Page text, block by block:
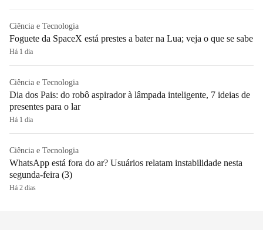
Ciência e Tecnologia
Foguete da SpaceX está prestes a bater na Lua; veja o que se sabe
Há 1 dia
Ciência e Tecnologia
Dia dos Pais: do robô aspirador à lâmpada inteligente, 7 ideias de
presentes para o lar
Há 1 dia
Ciência e Tecnologia
WhatsApp está fora do ar? Usuários relatam instabilidade nesta
segunda-feira (3)
Há 2 dias